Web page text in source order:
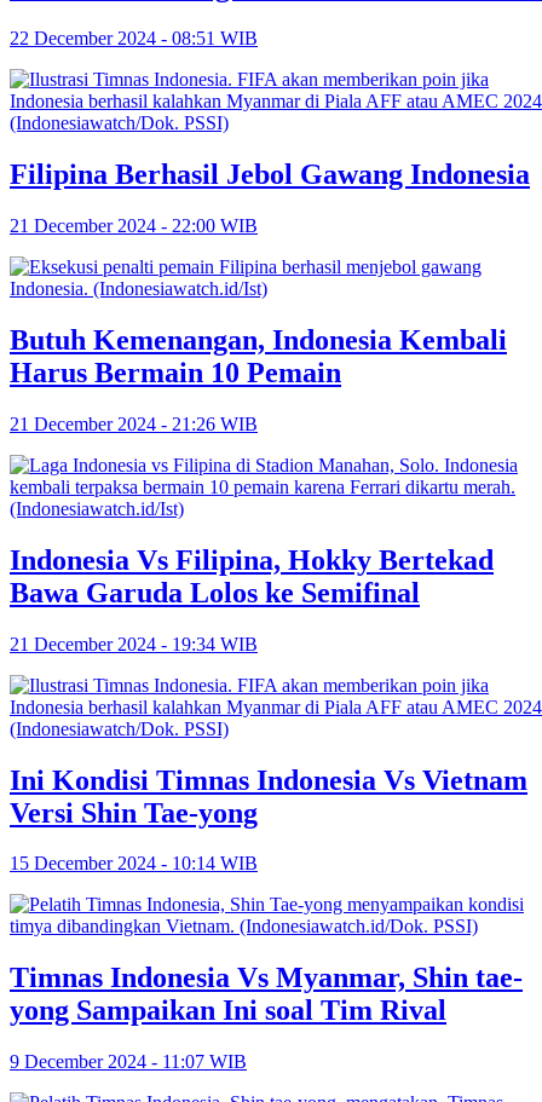
22 December 2024 - 08:51 WIB
Filipina Berhasil Jebol Gawang Indonesia
21 December 2024 - 22:00 WIB
Butuh Kemenangan, Indonesia Kembali
Harus Bermain 10 Pemain
21 December 2024 - 21:26 WIB
Indonesia Vs Filipina, Hokky Bertekad
Bawa Garuda Lolos ke Semifinal
21 December 2024 - 19:34 WIB
‎Ini Kondisi Timnas Indonesia Vs Vietnam
Versi Shin Tae-yong
15 December 2024 - 10:14 WIB
Timnas Indonesia Vs Myanmar, Shin tae-
yong Sampaikan Ini soal Tim Rival
9 December 2024 - 11:07 WIB